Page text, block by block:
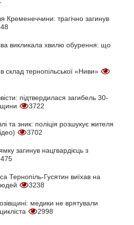
Кременеччини: трагічно загинув
викликала хвилю обурення: що
склад тернопільської «Ниви»
підтвердилася загибель 30-
3722
та зник: поліція розшукує жителя
3702
загинув нацгвардієць з
Тернопіль-Гусятин виїхав на
3238
медики не врятували
2998